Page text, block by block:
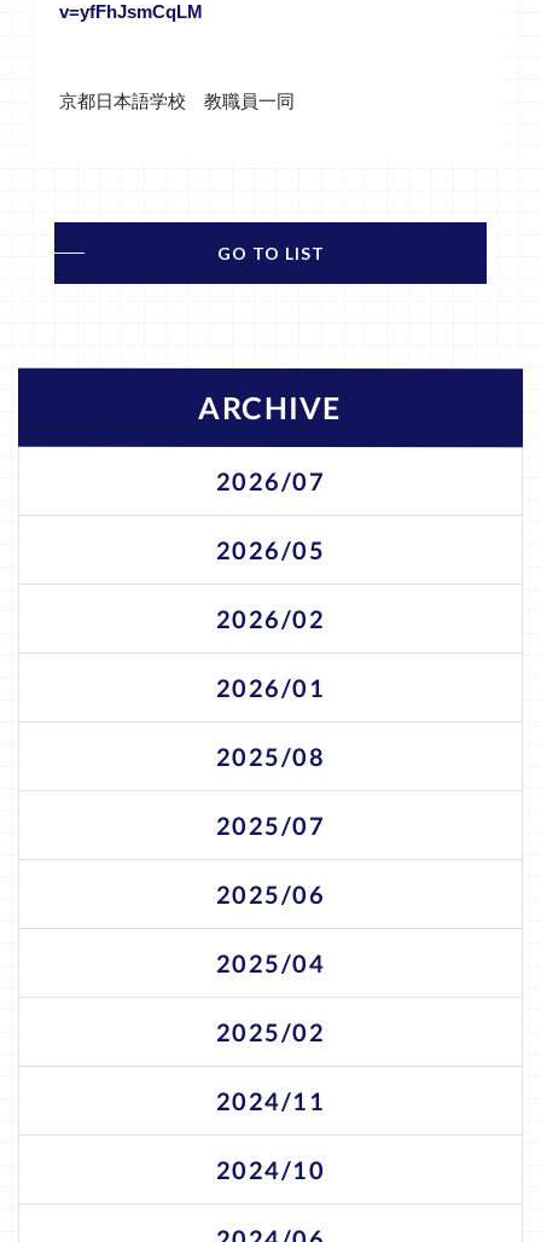
v=yfFhJsmCqLM
京都日本語学校 教職員一同
GO TO LIST
ARCHIVE
2026/07
2026/05
2026/02
2026/01
2025/08
2025/07
2025/06
2025/04
2025/02
2024/11
2024/10